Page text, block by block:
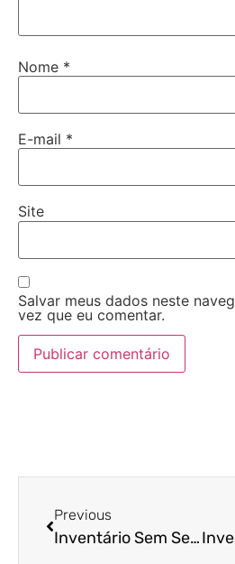
Nome *
E-mail *
Site
Salvar meus dados neste
vez que eu comentar.
Previous
Inventário Sem Segredos: Como Funciona Cada Fase do Processo